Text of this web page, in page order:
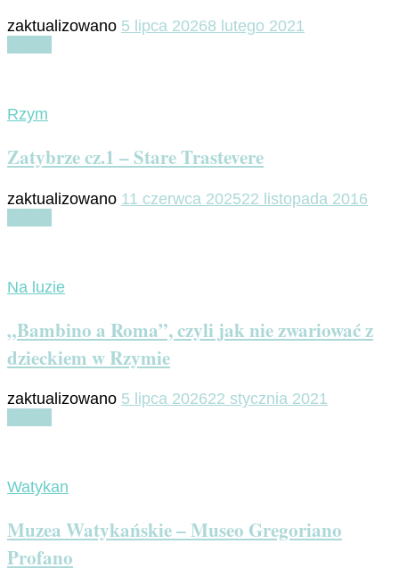
zaktualizowano 5 lipca 20268 lutego 2021
Rzym
Zatybrze cz.1 – Stare Trastevere
zaktualizowano 11 czerwca 202522 listopada 2016
Na luzie
„Bambino a Roma”, czyli jak nie zwariować z
dzieckiem w Rzymie
zaktualizowano 5 lipca 202622 stycznia 2021
Watykan
Muzea Watykańskie – Museo Gregoriano
Profano